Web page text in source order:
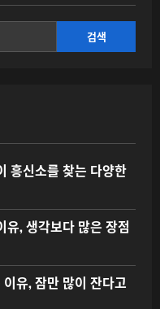
검색
흥신소를 찾는 다양한
유, 생각보다 많은 장점
유, 잠만 많이 잔다고